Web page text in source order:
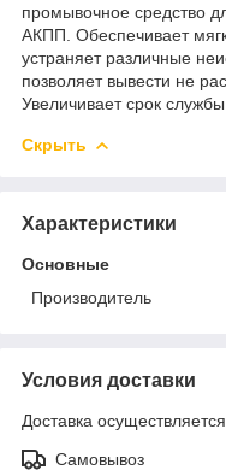
промывочное средство
АКПП. Обеспечивает
устраняет различные
позволяет вывести не
Увеличивает срок службы
Скрыть
Характеристики
Основные
Производитель
Условия доставки
Доставка
Самовывоз